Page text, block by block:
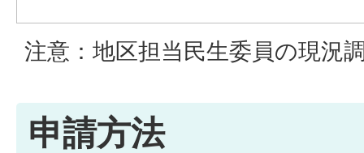
注意：地区担当民生委員の現況
申請方法